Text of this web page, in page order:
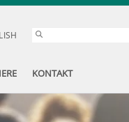
KONTAKT